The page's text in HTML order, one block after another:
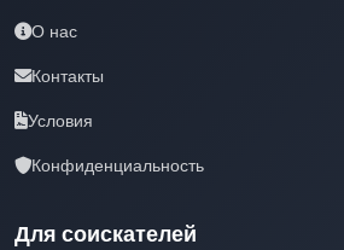
О нас
Контакты
Условия
Конфиденциальность
Для соискателей